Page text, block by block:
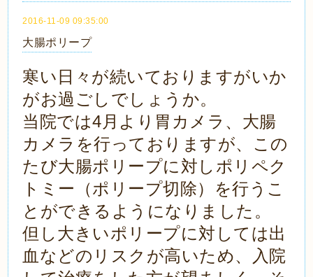
2016-11-09 09:35:00
大腸ポリープ
寒い日々が続いておりますがいか
がお過ごしでしょうか。
当院では4月より胃カメラ、大腸
カメラを行っておりますが、この
たび大腸ポリープに対しポリペク
トミー（ポリープ切除）を行うこ
とができるようになりました。
但し大きいポリープに対しては出
血などのリスクが高いため、入院